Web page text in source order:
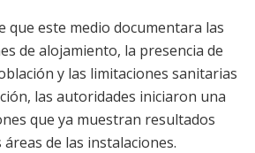
que este medio documentara las
de alojamiento, la presencia de
y las limitaciones sanitarias
las autoridades iniciaron una
que ya muestran resultados
de las instalaciones.